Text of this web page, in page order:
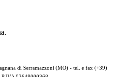
di Serramazzoni (MO) - tel. e fax (+39)